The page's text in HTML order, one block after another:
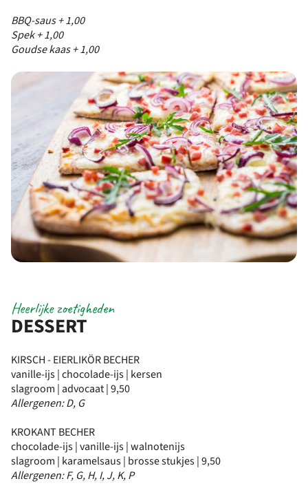
BBQ-saus + 1,00
Spek + 1,00
Goudse kaas + 1,00
DESSERT
Heerlijke zoetigheden
KIRSCH - EIERLIKÖR BECHER
vanille-ijs | chocolade-ijs | kersen
slagroom | advocaat | 9,50
Allergenen: D, G
KROKANT BECHER
chocolade-ijs | vanille-ijs | walnotenijs
slagroom | karamelsaus | brosse stukjes | 9,50
Allergenen: F, G, H, I, J, K, P